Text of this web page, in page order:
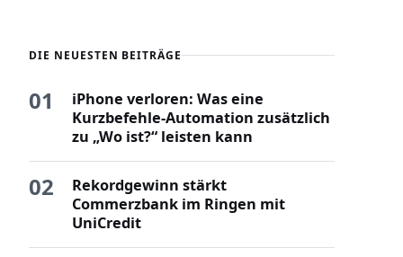
DIE NEUESTEN BEITRÄGE
01
iPhone verloren: Was eine
Kurzbefehle-Automation zusätzlich
zu „Wo ist?“ leisten kann
02
Rekordgewinn stärkt
Commerzbank im Ringen mit
UniCredit